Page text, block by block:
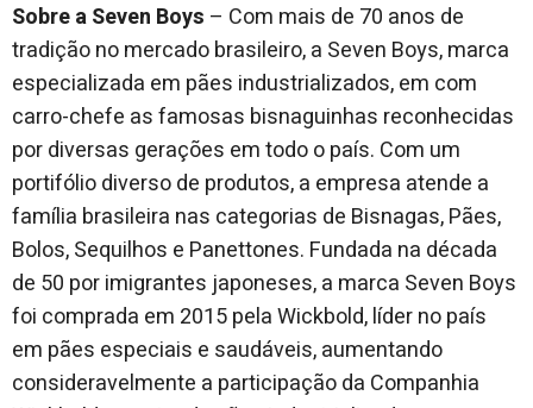
Sobre a Seven Boys – Com mais de 70 anos de
tradição no mercado brasileiro, a Seven Boys, marca
especializada em pães industrializados, em com
carro-chefe as famosas bisnaguinhas reconhecidas
por diversas gerações em todo o país. Com um
portifólio diverso de produtos, a empresa atende a
família brasileira nas categorias de Bisnagas, Pães,
Bolos, Sequilhos e Panettones. Fundada na década
de 50 por imigrantes japoneses, a marca Seven Boys
foi comprada em 2015 pela Wickbold, líder no país
em pães especiais e saudáveis, aumentando
consideravelmente a participação da Companhia